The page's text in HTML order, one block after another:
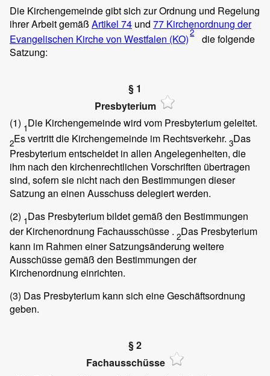
Die Kirchengemeinde gibt sich zur Ordnung und Regelung
ihrer Arbeit gemäß Artikel 74 und 77 Kirchenordnung der
Evangelischen Kirche von Westfalen (KO)2
die folgende
Satzung:
§ 1
Presbyterium
(1) 1Die Kirchengemeinde wird vom Presbyterium geleitet.
2Es vertritt die Kirchengemeinde im Rechtsverkehr. 3Das
Presbyterium entscheidet in allen Angelegenheiten, die
ihm nach den kirchenrechtlichen Vorschriften übertragen
sind, sofern sie nicht nach den Bestimmungen dieser
Satzung an einen Ausschuss delegiert werden.
(2) 1Das Presbyterium bildet gemäß den Bestimmungen
der Kirchenordnung Fachausschüsse . 2Das Presbyterium
kann im Rahmen einer Satzungsänderung weitere
Ausschüsse gemäß den Bestimmungen der
Kirchenordnung einrichten.
(3) Das Presbyterium kann sich eine Geschäftsordnung
geben.
§ 2
Fachausschüsse